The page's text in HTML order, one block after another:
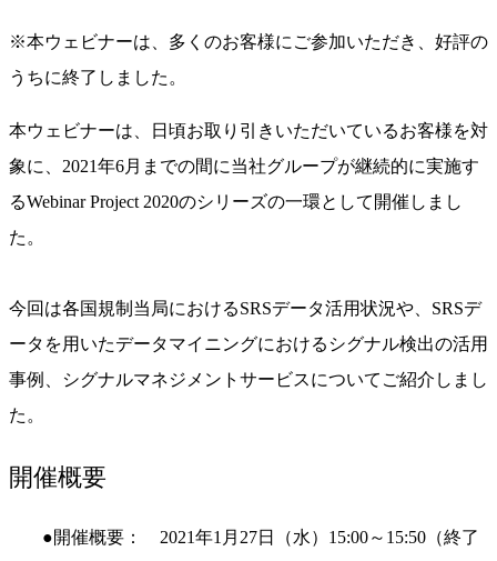
※本ウェビナーは、多くのお客様にご参加いただき、好評の
うちに終了しました。
本ウェビナーは、日頃お取り引きいただいているお客様を対
象に、2021年6月までの間に当社グループが継続的に実施す
るWebinar Project 2020のシリーズの一環として開催しまし
た。
今回は各国規制当局におけるSRSデータ活用状況や、SRSデ
ータを用いたデータマイニングにおけるシグナル検出の活用
事例、シグナルマネジメントサービスについてご紹介しまし
た。
開催概要
開催概要： 2021年1月27日（水）15:00～15:50（終了